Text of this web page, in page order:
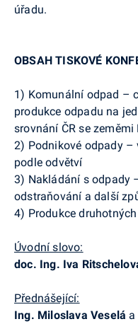
úřadu.
OBSAH TISKOVÉ
1) Komunální odpad –
produkce odpadu na
srovnání ČR se zeměmi
2) Podnikové odpady –
podle odvětví
3) Nakládání s odpady
odstraňování a další
4) Produkce
Úvodní slovo:
doc. Ing. Iva
Přednášející:
Ing. Miloslava Veselá a